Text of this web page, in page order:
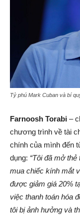
Tỷ phú Mark Cuban và bí
Farnoosh Torabi –
chương trình về tài
chính của mình đến
dụng: “Tôi đã mở
mua chiếc kính mắt
được giảm giá 20%
việc thanh toán hóa
tôi bị ảnh hưởng và